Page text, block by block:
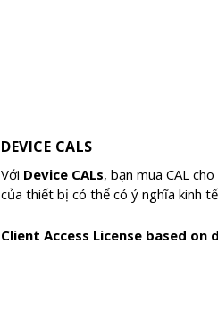
DEVICE CALS
Với Device CALs, bạn mua CAL
của thiết bị có thể có ý nghĩa kinh
Client Access License based on